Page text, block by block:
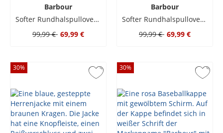
Barbour
Softer Rundhalspullover aus Pima-Baumwolle mit Logo-Stickerei
99,99 € 69,99 €
Barbour
Softer Rundhalspullover aus Pima-Baumwolle mit Logo-Stickerei
99,99 € 69,99 €
30% 30%